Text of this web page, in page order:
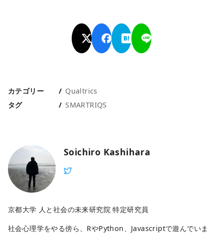
カテゴリー
Qualtrics
タグ
SMARTRIQS
Soichiro Kashihara
京都大学 人と社会の未来研究院 特定研究員
社会心理学をやる傍ら、RやPython、Javascriptで遊んでいま